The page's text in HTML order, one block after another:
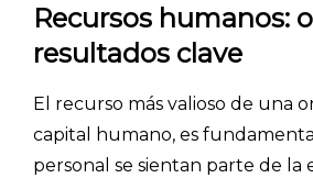
Recursos humanos:
resultados clave
El recurso más valioso de una
capital humano, es
personal se sientan parte de la